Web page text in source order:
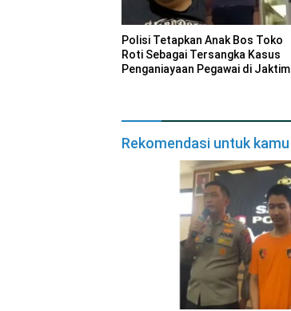
Polisi Tetapkan Anak Bos Toko
Roti Sebagai Tersangka Kasus
Penganiayaan Pegawai di Jaktim
Rekomendasi untuk kamu